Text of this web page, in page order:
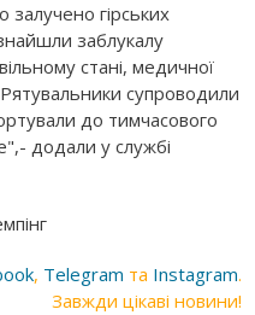
залучено гірських
заблукалу
стані, медичної
супроводили
до тимчасового
додали у службі
, Telegram та Instagram.
Завжди цікаві новини!